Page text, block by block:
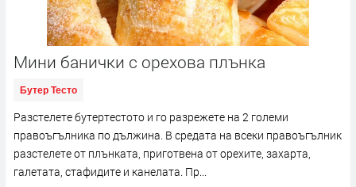
Мини банички с орехова плънка
Бутер Тесто
Разстелете бутертестото и го разрежете на 2 големи
правоъгълника по дължина. В средата на всеки правоъгълник
разстелете от плънката, приготвена от орехите, захарта,
галетата, стафидите и канелата. Пр...